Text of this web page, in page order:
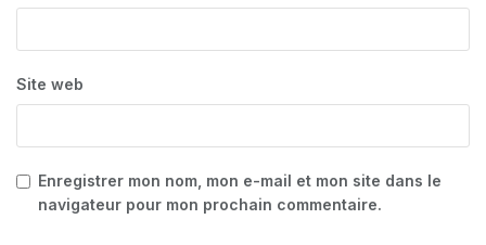
Site web
Enregistrer mon nom, mon e-mail et mon site dans le
navigateur pour mon prochain commentaire.